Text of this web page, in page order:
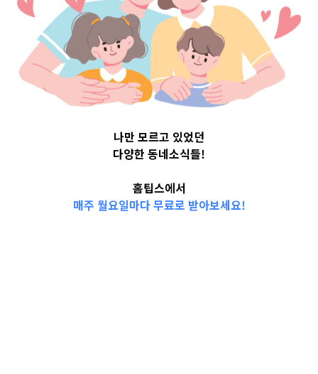
2023-08-09
readybaby-admin
나만 모르고 있었던
다양한 동네소식들!
홈팁스에서
매주 월요일마다 무료로 받아보세요!